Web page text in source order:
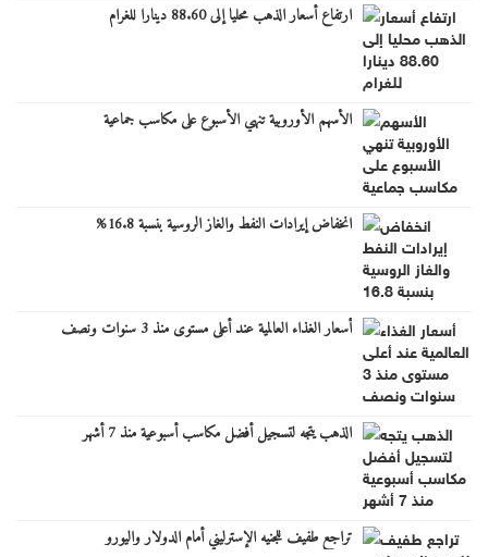
ارتفاع أسعار الذهب محليا إلى 88.60 دينارا للغرام
الأسهم الأوروبية تنهي الأسبوع على مكاسب جماعية
انخفاض إيرادات النفط والغاز الروسية بنسبة 16.8%
أسعار الغذاء العالمية عند أعلى مستوى منذ 3 سنوات ونصف
الذهب يتجه لتسجيل أفضل مكاسب أسبوعية منذ 7 أشهر
تراجع طفيف للجنيه الإسترليني أمام الدولار واليورو